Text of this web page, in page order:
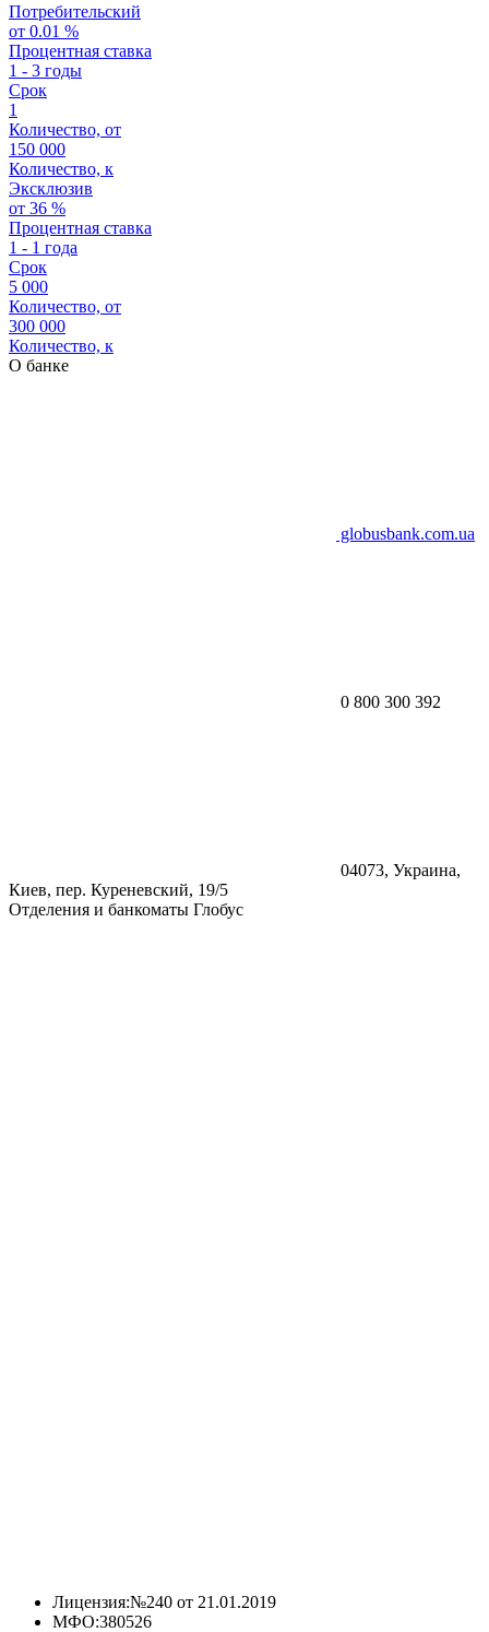
Потребительский
от 0.01 %
Процентная ставка
1 - 3 годы
Срок
1
Количество, от
150 000
Количество, к
Эксклюзив
от 36 %
Процентная ставка
1 - 1 года
Срок
5 000
Количество, от
300 000
Количество, к
О банке
globusbank.com.ua
0 800 300 392
04073, Украина,
Киев, пер. Куреневский, 19/5
Отделения и банкоматы Глобус
Лицензия:№240 от 21.01.2019
МФО:380526